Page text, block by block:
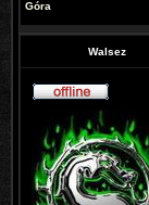
Góra
Walsez